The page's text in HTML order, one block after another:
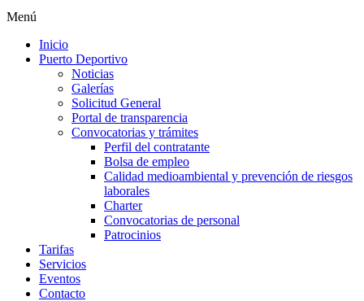
Menú
Inicio
Puerto Deportivo
Noticias
Galerías
Solicitud General
Portal de transparencia
Convocatorias y trámites
Perfil del contratante
Bolsa de empleo
Calidad medioambiental y prevención de riesgos
laborales
Charter
Convocatorias de personal
Patrocinios
Tarifas
Servicios
Eventos
Contacto